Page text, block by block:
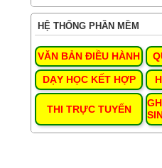
HỆ THỐNG PHẦN MỀM
VĂN BẢN ĐIỀU HÀNH
DẠY HỌC KẾT HỢP
THI TRỰC TUYẾN